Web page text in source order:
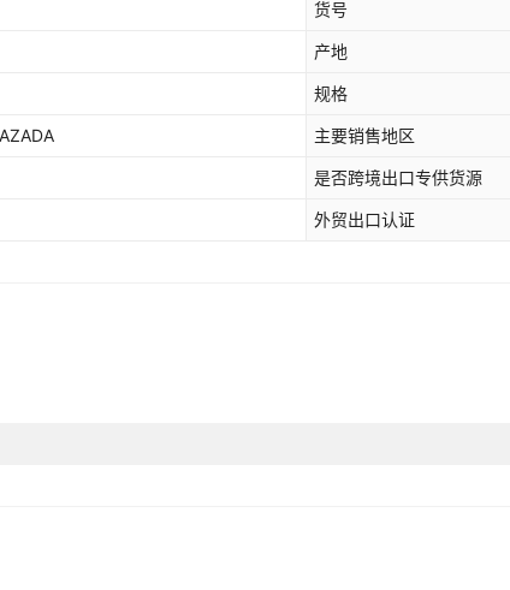
货号
产地
规格
主要销售地区
是否跨境出口专供货源
外贸出口认证